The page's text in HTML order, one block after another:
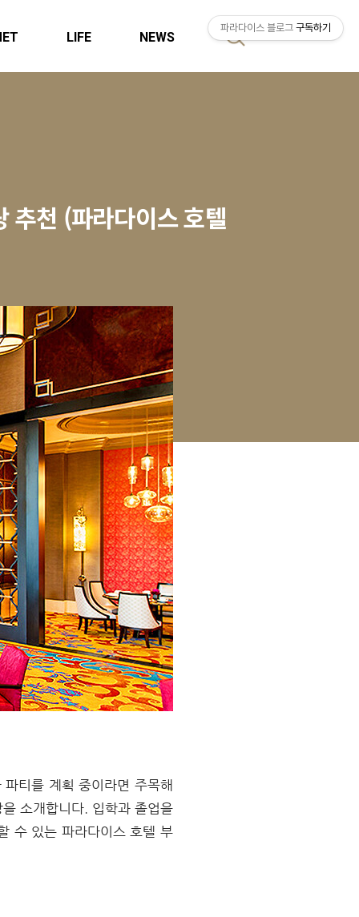
LIFE NEWS
검
추천 (파라다이스 호텔
티를 계획 중이라면 주목해
소개합니다. 입학과 졸업을
수 있는 파라다이스 호텔 부
파라다이스 블로그 구독하기